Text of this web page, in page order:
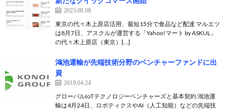
2023.08.08
東京の代々木上原店活用、最短15分で食品など配達 マルエツ
は8月7日、アスクルが運営する「Yahoo!マート by ASKUL」
の代々木上原店（東京）[…]
鴻池運輸が先端技術分野のベンチャーファンドに出
資
2019.04.24
グローバルIoTテクノロジーベンチャーズと基本契約 鴻池運
輸は4月24日、ロボティクスやAI（人工知能）などの先端技